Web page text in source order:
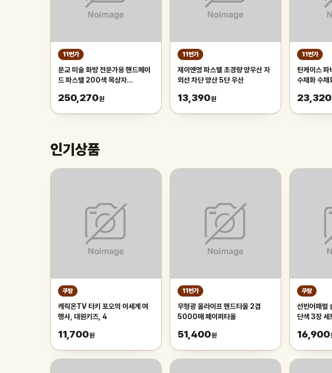
11번가
문교 미술 화방 전문가용 핸드메이
드 파스텔 200색 목상자
250,270원
11번가
제이앤영 파스텔 초경량 양우산 자
외선 차단 양산 5단 우산
13,390원
11번가
틴케이스 파
수채화 수채
23,320
인기상품
쿠팡
캐릭온TV 타키 포오의 이세계 여
행사, 대원키즈, 4
11,700원
11번가
무형광 올라이프 핸드타올 2겹
5000매 페이퍼타올
51,400원
쿠팡
선빈어패럴
단색 3장 세
16,900